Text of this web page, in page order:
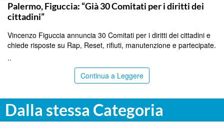
Palermo, Figuccia: “Già 30 Comitati per i diritti dei
cittadini”
Vincenzo Figuccia annuncia 30 Comitati per i diritti dei cittadini e
chiede risposte su Rap, Reset, rifiuti, manutenzione e partecipate.
..
Continua a Leggere
Dalla stessa Categoria
SPORT